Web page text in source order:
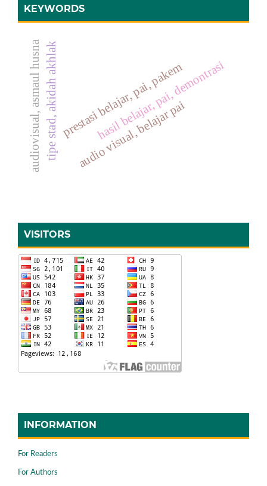
KEYWORDS
prestasi belajar, pai, pakem
hasil belajar, pai, demontrasi
tipe stad, akidah akhlak audio visual, belajar pai
audiovisual, asmaul husna
VISITORS
INFORMATION
For Readers
For Authors